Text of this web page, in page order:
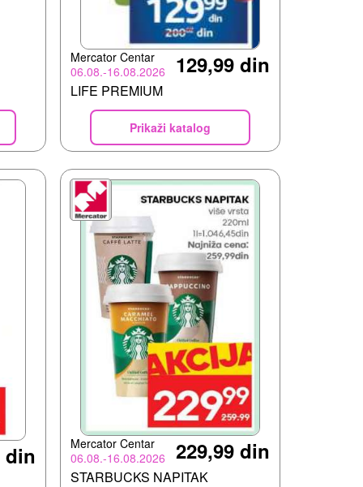
Mercator Centar
06.08.-16.08.2026
129,99 din
LIFE PREMIUM
Prikaži katalog
din
Mercator Centar
06.08.-16.08.2026
229,99 din
STARBUCKS NAPITAK